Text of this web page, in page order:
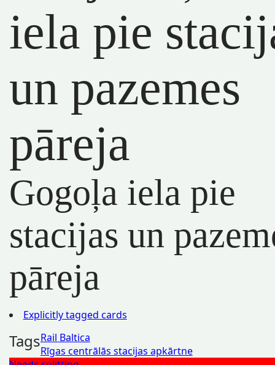
iela pie
un pazemes
pāreja
Gogoļa iela pie
stacijas un
pāreja
Explicitly tagged cards
TagsRail Baltica
Rīgas centrālās stacijas apkārtne